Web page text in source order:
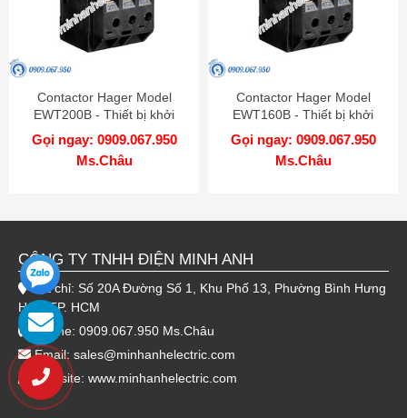
Contactor Hager Model
EWT200B - Thiết bị khởi
động từ
Gọi ngay: 0909.067.950
Ms.Châu
Contactor Hager Model
EWT160B - Thiết bị khởi
động từ
Gọi ngay: 0909.067.950
Ms.Châu
CÔNG TY TNHH ĐIỆN MINH ANH
Địa chỉ: Số 20A Đường Số 1, Khu Phố 13, Phường Bình Hưng
Hòa, TP. HCM
Hotline: 0909.067.950 Ms.Châu
Email: sales@minhanhelectric.com
Website: www.minhanhelectric.com